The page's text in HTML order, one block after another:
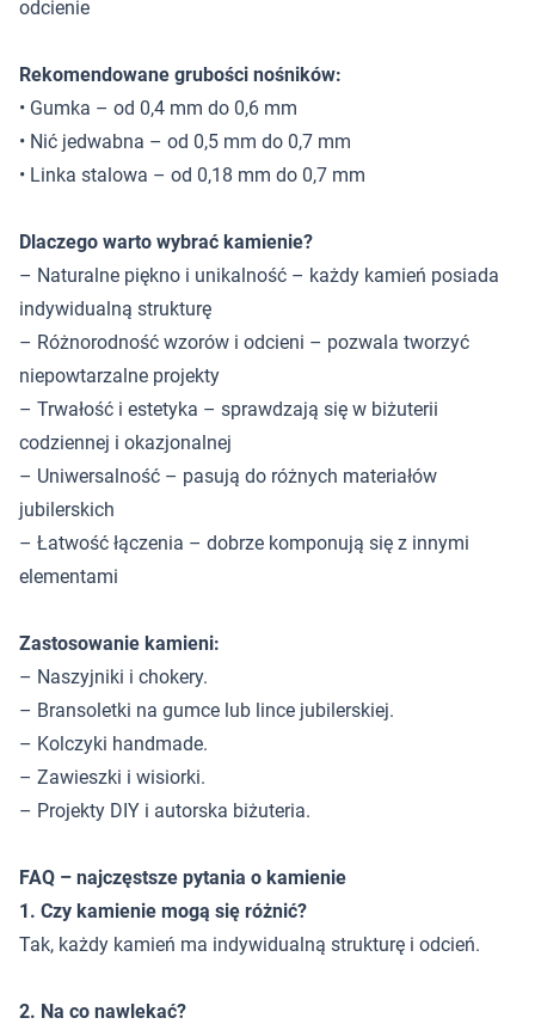
odcienie
Rekomendowane grubości nośników:
• Gumka – od 0,4 mm do 0,6 mm
• Nić jedwabna – od 0,5 mm do 0,7 mm
• Linka stalowa – od 0,18 mm do 0,7 mm
Dlaczego warto wybrać kamienie?
– Naturalne piękno i unikalność – każdy kamień posiada
indywidualną strukturę
– Różnorodność wzorów i odcieni – pozwala tworzyć
niepowtarzalne projekty
– Trwałość i estetyka – sprawdzają się w biżuterii
codziennej i okazjonalnej
– Uniwersalność – pasują do różnych materiałów
jubilerskich
– Łatwość łączenia – dobrze komponują się z innymi
elementami
Zastosowanie kamieni:
– Naszyjniki i chokery.
– Bransoletki na gumce lub lince jubilerskiej.
– Kolczyki handmade.
– Zawieszki i wisiorki.
– Projekty DIY i autorska biżuteria.
FAQ – najczęstsze pytania o kamienie
1. Czy kamienie mogą się różnić?
Tak, każdy kamień ma indywidualną strukturę i odcień.
2. Na co nawlekać?